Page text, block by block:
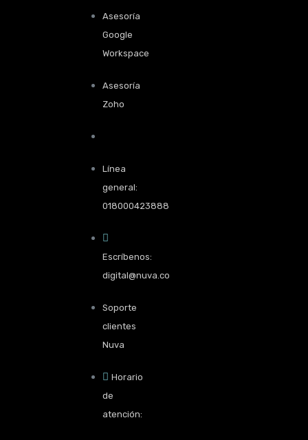
Asesoría
Google
Workspace
Asesoría
Zoho
Línea
general:
018000423888
Escríbenos:
digital@nuva.co
Soporte
clientes
Nuva
Horario
de
atención: